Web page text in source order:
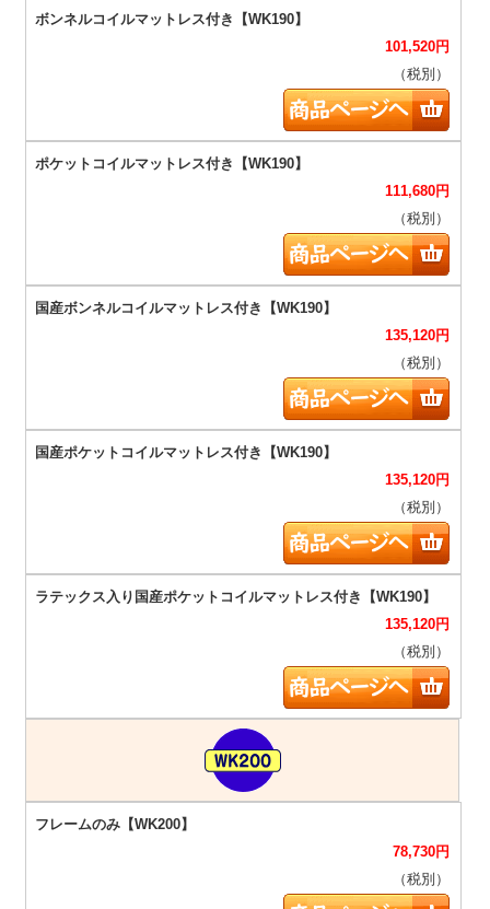
101,520円
（税別）
111,680円
（税別）
135,120円
（税別）
135,120円
（税別）
135,120円
（税別）
78,730円
（税別）